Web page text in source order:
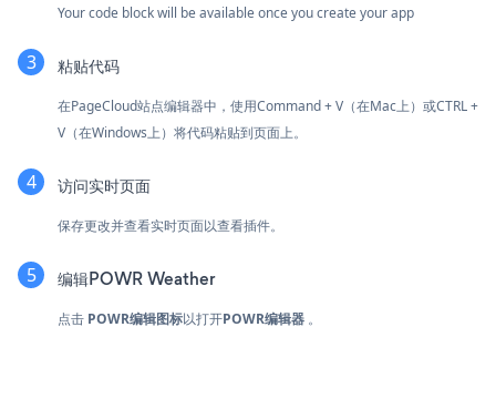
Your code block will be available once you create your app
粘贴代码
在PageCloud站点编辑器中，使用Command + V（在Mac上）或CTRL +
V（在Windows上）将代码粘贴到页面上。
访问实时页面
保存更改并查看实时页面以查看插件。
编辑POWR Weather
点击 POWR编辑图标以打开POWR编辑器 。